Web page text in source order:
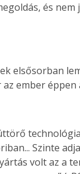
és
elsősorban
ember
Szinte
volt az a